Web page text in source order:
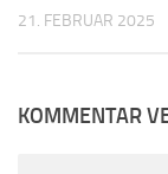
21. FEBRUAR 2025
KOMMENTAR